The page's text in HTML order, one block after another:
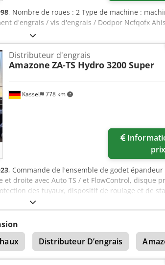
, Nombre de roues : 2 Type de machine :
d'engrais / vis d'engrais / Dodpor Ncfqofx
Kassel 778 km
Distributeur d'engrais
Amazone ZA-TS Hydro 3200 Super
Information sur le
prix
, Commande de l'ensemble de godet épandeur
droite avec Auto TS / et FlowControl, disque
des tuyaux, dispositif de roulage et de
pour système de pesée / 16 pièces
Distributeur D’engrais